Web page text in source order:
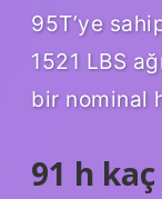
95T’ye
1521 LBS
bir nominal
91 h